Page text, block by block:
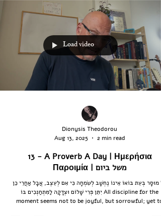
Load video
Dionysis Theodorou
Aug 13, 2025
2 min read
13 - A Proverb A Day | Ημερήσια
Παροιμία | משל ביום
מוּסָר בְּעֵת בּוֹאוֹ אֵינוֹ נֶחְשָׁב לְשִׂמְחָה כִּי אִם לְעֵצֶב, אֲבָל אַחֲרֵי כֵן
יִתֵּן פְּרִי שָׁלוֹם וּצְדָקָה לַמִּתְחַנְּכִים בּוֹ All discipline for the
moment seems not to be joyful, but sorrowful; yet to